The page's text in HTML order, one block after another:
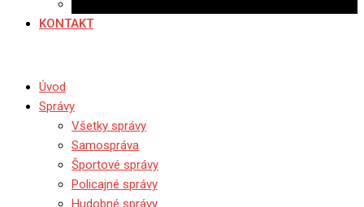
KONTAKT
Úvod
Správy
Všetky správy
Samospráva
Športové správy
Policajné správy
Hudobné správy